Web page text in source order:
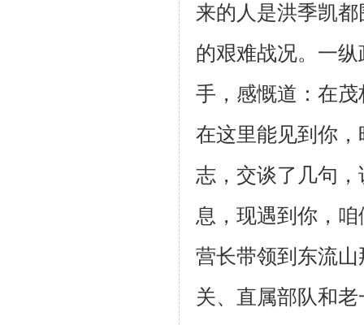
来的人是洪季凯
的艰难战况。一纵
手，感慨道： 在茂
在这里能见到你
志，交谈了几句
息，现遇到你，
营长带领到东流山
关、直属部队和